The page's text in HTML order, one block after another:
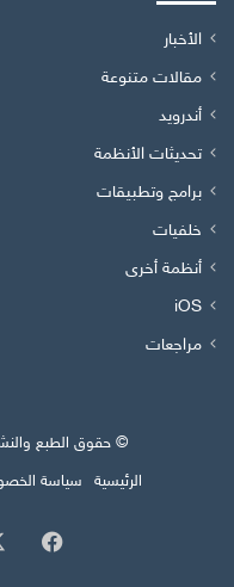
الأخبار
مقالات متنوعة
أندرويد
تحديثات الأنظمة
برامج وتطبيقات
خلفيات
أنظمة أخرى
iOS
مراجعات
© حقوق الطبع والنشر 2026, جميع الحقوق
الرئيسية
سياسة